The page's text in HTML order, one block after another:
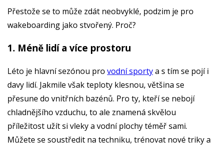
Přestože se to může zdát neobvyklé, podzim je pro
wakeboarding jako stvořený. Proč?
1. Méně lidí a více prostoru
Léto je hlavní sezónou pro vodní sportya s tím se pojí i
davy lidí. Jakmile však teploty klesnou, většina se
přesune do vnitřních bazénů. Pro ty, kteří se nebojí
chladnějšího vzduchu, to ale znamená skvělou
příležitost užít si vleky a vodní plochy téměř sami.
Můžete se soustředit na techniku, trénovat nové triky a